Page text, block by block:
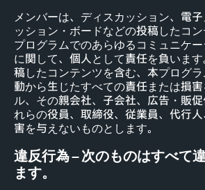
メンバーは、ディスカッション、電
ッション・ボードなどの投稿したコ
プログラムでのあらゆるコミュニケ
に関して、個人として責任を負いま
稿したコンテンツを含む、本プログ
動から生じたすべての責任または損
ル、その親会社、子会社、広告・販
れらの役員、取締役、従業員、代行
害を与えないものとします。
違反行為 – 次のものはすべて
ます。